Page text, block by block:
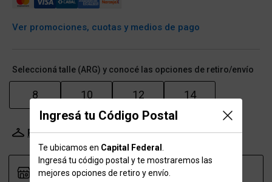
Ingresá tu Código Postal
Te ubicamos en Capital Federal
Ingresá tu código postal y te mostraremos las
mejores opciones de retiro y envío.
Ver promociones, cuotas y medios de pago
Seleccioná talle (ARG) y conocé las opciones de retiro/envío
8 10 12 14
Probador Virtual Tabla de talles